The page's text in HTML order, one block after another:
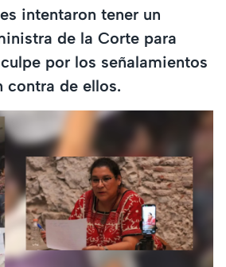
intentaron tener un
de la Corte para
por los señalamientos
contra de ellos.